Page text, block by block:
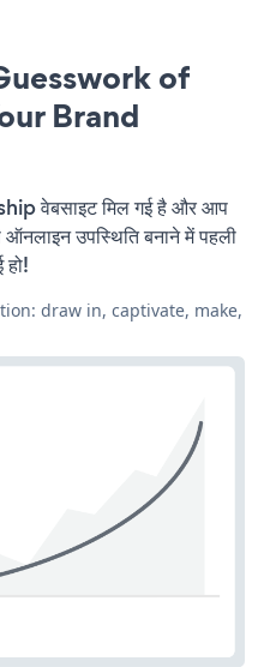
of
Brand
वेबसाइट मिल गई है और आप
उपस्थिति बनाने में पहली
हो!
draw in, captivate, make,